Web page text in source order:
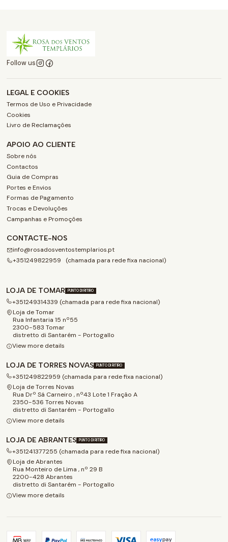
Follow us
LEGAL E COOKIES
Termos de Uso e Privacidade
Cookies
Livro de Reclamações
APOIO AO CLIENTE
Sobre nós
Contactos
Guia de Compras
Portes e Envios
Formas de Pagamento
Trocas e Devoluções
Campanhas e Promoções
CONTACTE-NOS
info@rosadosventostemplarios.pt
+351249822959 (chamada para rede fixa nacional)
LOJA DE TOMAR PUNTO DI RITIRO
+351249314339 (chamada para rede fixa nacional)
Loja de Tomar
Rua Infantaria 15 nº55
2300-583 Tomar
distretto di Santarém - Portogallo
View more details
LOJA DE TORRES NOVAS PUNTO DI RITIRO
+351249822959 (chamada para rede fixa nacional)
Loja de Torres Novas
Rua Drº Sá Carneiro , nº43 Lote 1 Fração A
2350-536 Torres Novas
distretto di Santarém - Portogallo
View more details
LOJA DE ABRANTES PUNTO DI RITIRO
+351241377255 (chamada para rede fixa nacional)
Loja de Abrantes
Rua Monteiro de Lima , nº 29 B
2200-428 Abrantes
distretto di Santarém - Portogallo
View more details